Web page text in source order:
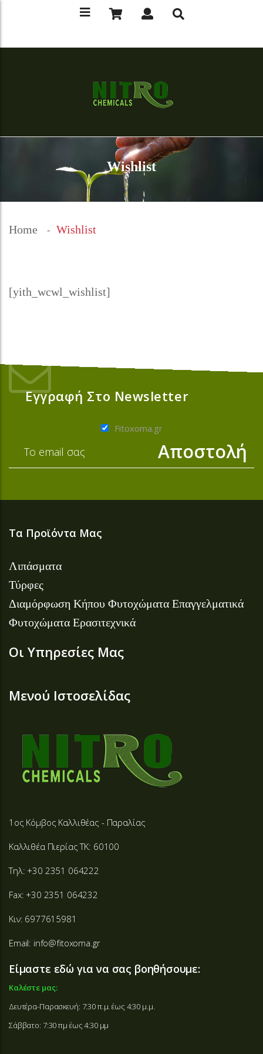
Wishlist
Home Wishlist
[yith_wcwl_wishlist]
Εγγραφή Στο Newsletter
Fitoxoma.gr
Τα Προϊόντα Μας
Λιπάσματα
Τύρφες
Διαμόρφωση Κήπου Φυτοχώματα Επαγγελματικά
Φυτοχώματα Ερασιτεχνικά
Οι Υπηρεσίες Μας
Μενού Ιστοσελίδας
1ος Κόμβος Καλλιθέας - Παραλίας
Καλλιθέα Πιερίας ΤΚ: 60100
Τηλ: +30 2351 064222
Fax: +30 2351 064232
Κιν: 6977615981
Email: info@fitoxoma.gr
Είμαστε εδώ για να σας βοηθήσουμε:
Καλέστε μας:
Δευτέρα-Παρασκευή: 7:30 π.μ. έως 4:30 μ.μ.
Σάββατο: 7:30 πμ έως 4:30 μμ